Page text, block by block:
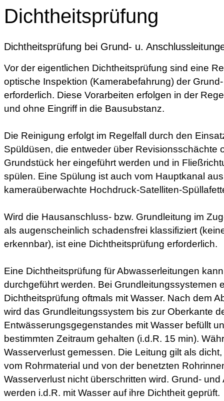
Dichtheitsprüfung
Dichtheitsprüfung bei Grund- u.
Vor der eigentlichen Dichtheitsprüfung sind eine
optische Inspektion (Kamerabefahrung) der
erforderlich. Diese Vorarbeiten erfolgen in der
und ohne Eingriff in die Bausubstanz.
Die Reinigung erfolgt im Regelfall durch den
Spüldüsen, die entweder über Revisionsschächte
Grundstück her eingeführt werden und in
spülen. Eine Spülung ist auch vom Hauptkanal
kameraüberwachte Hochdruck-Satelliten-
Wird die Hausanschluss- bzw. Grundleitung im
als augenscheinlich schadensfrei klassifiziert
erkennbar), ist eine Dichtheitsprüfung erforderlich.
Eine Dichtheitsprüfung für Abwasserleitungen
durchgeführt werden. Bei Grundleitungssystemen
Dichtheitsprüfung oftmals mit Wasser. Nach dem
wird das Grundleitungssystem bis zur Oberkante
Entwässerungsgegenstandes mit Wasser befüllt
bestimmten Zeitraum gehalten (i.d.R. 15 min).
Wasserverlust gemessen. Die Leitung gilt als
vom Rohrmaterial und von der benetzten
Wasserverlust nicht überschritten wird. Grund-
werden i.d.R. mit Wasser auf ihre Dichtheit geprüft.